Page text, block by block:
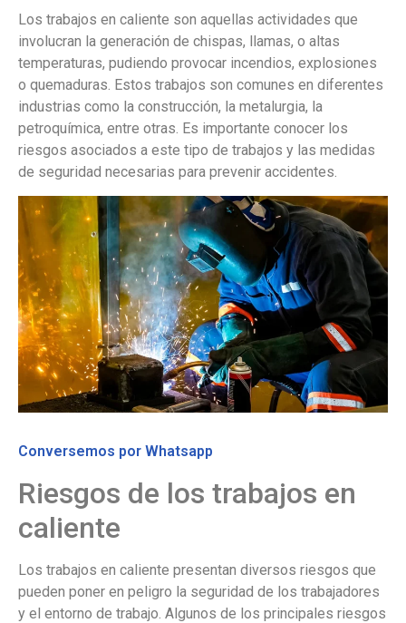
Los trabajos en caliente son aquellas actividades que
involucran la generación de chispas, llamas, o altas
temperaturas, pudiendo provocar incendios, explosiones
o quemaduras. Estos trabajos son comunes en diferentes
industrias como la construcción, la metalurgia, la
petroquímica, entre otras. Es importante conocer los
riesgos asociados a este tipo de trabajos y las medidas
de seguridad necesarias para prevenir accidentes.
Conversemos por Whatsapp
Riesgos de los trabajos en
caliente
Los trabajos en caliente presentan diversos riesgos que
pueden poner en peligro la seguridad de los trabajadores
y el entorno de trabajo. Algunos de los principales riesgos